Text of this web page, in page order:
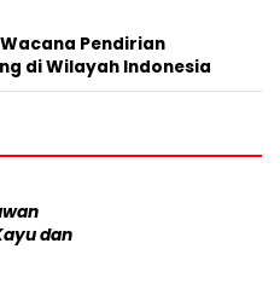
Pendirian
di Wilayah Indonesia
dan